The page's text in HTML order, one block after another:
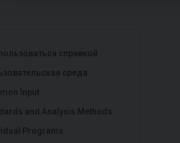
справкой
среда
Input
and Analysis Methods
Programs